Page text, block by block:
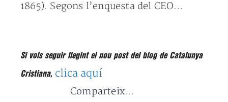
1865). Segons l’enquesta del CEO…
Si vols seguir llegint el nou post del blog de Catalunya
Cristiana, clica aquí
Comparteix...